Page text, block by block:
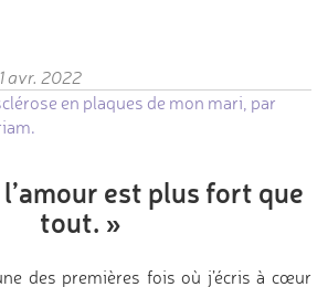
avr. 2022
en plaques de mon mari, par
est plus fort que
tout. »
des premières fois où j’écris à cœur